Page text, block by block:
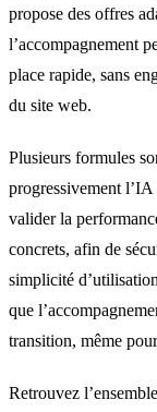
propose des offres
l’accompagnement
place rapide, sans
du site web.
Plusieurs formules
progressivement l’IA
valider la
concrets, afin de
simplicité
que
transition, même
Retrouvez